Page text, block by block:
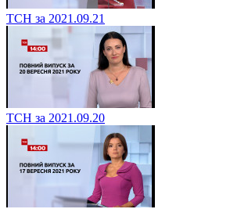
ТСН за 2021.09.21
ТСН за 2021.09.20